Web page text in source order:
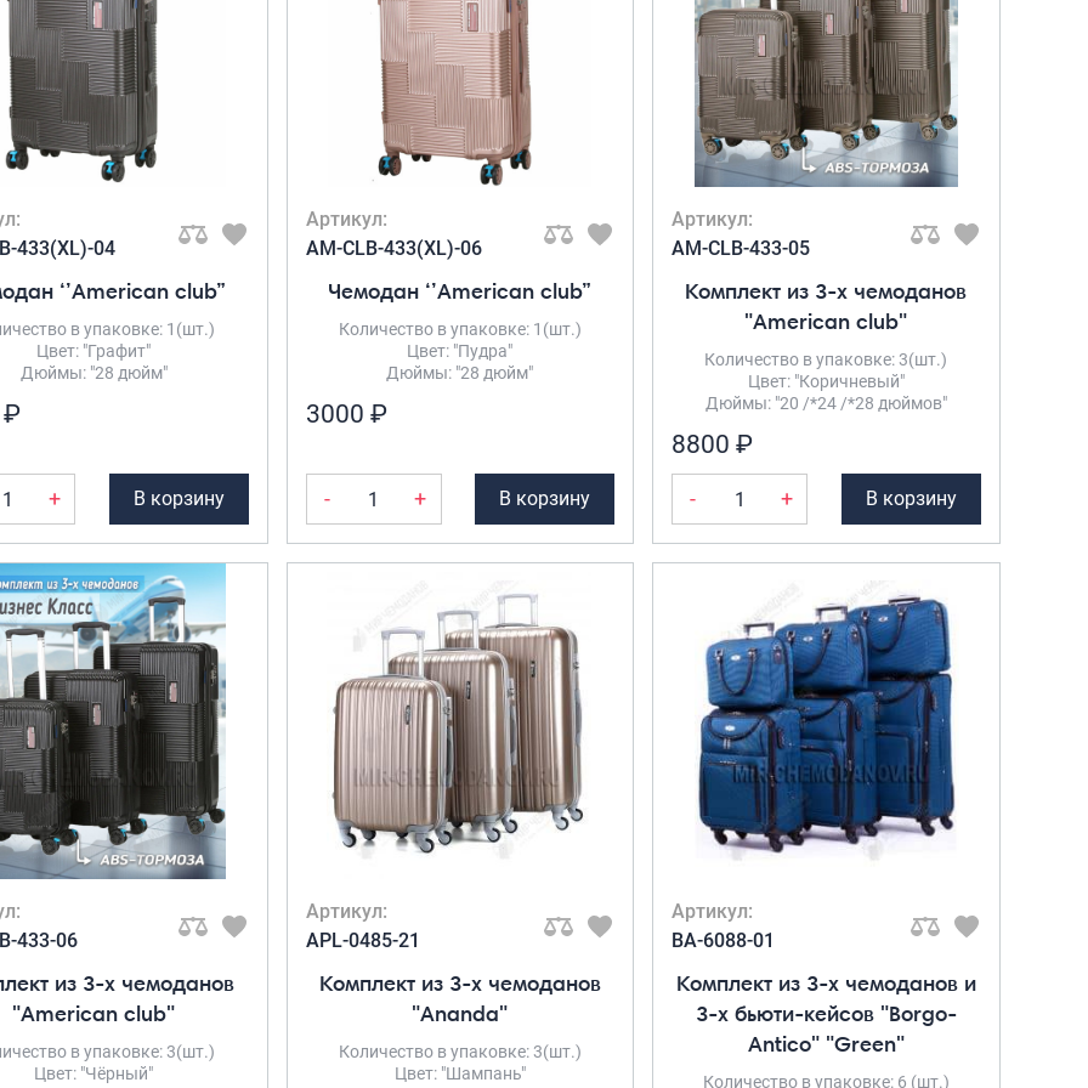
Саквояжи
Распродажа
Сумки
Сумки колесные
Сумки спортивные
Сумки поясные
Сумки для ноутбуков
Сумки-рюкзаки на колёсах
Сумки детские
Рюкзаки
Рюкзаки городские
Рюкзаки школьные
Рюкзаки подростковые
Ранцы школьные
Рюкзаки детские
Рюкзаки туристические
Рюкзаки для охоты-рыбалки
Рюкзаки на колесах
ШОППЕРЫ
Кейсы и планшеты
Кейсы
Планшеты
Аксессуары
Чехлы для чемоданов
Мешки для обуви
Пеналы для школы
433(XL)-04
‘’American club”
в упаковке: 1(шт.)
Цвет: "Графит"
Дюймы: "28 дюйм"
₽
+ В корзину
Артикул:
AM-CLB-433(XL)-06
Чемодан ‘’American club”
Количество в упаковке: 1(шт.)
Цвет: "Пудра"
Дюймы: "28 дюйм"
3000 ₽
- + В корзину
Артикул:
AM-CLB-433-05
Комплект из 3-х чемоданов
"American club"
Количество в упаковке: 3(шт.)
Цвет: "Коричневый"
Дюймы: "20 /*24 /*28 дюймов"
8800 ₽
- + В корзину
433-06
из 3-х чемоданов
"American club"
в упаковке: 3(шт.)
Цвет: "Чёрный"
Артикул:
APL-0485-21
Комплект из 3-х чемоданов
"Ananda"
Количество в упаковке: 3(шт.)
Цвет: "Шампань"
Артикул:
BA-6088-01
Комплект из 3-х чемоданов и
3-х бьюти-кейсов "Borgo-
Antico" "Green"
Количество в упаковке: 6 (шт.)